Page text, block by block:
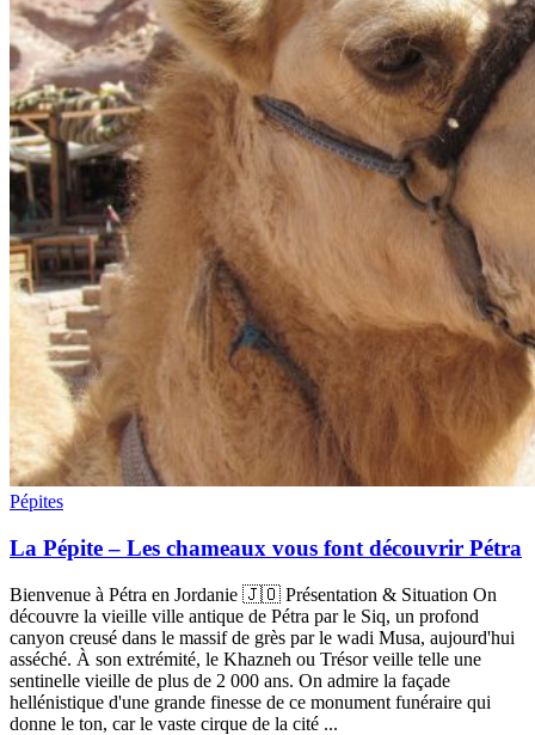
Pépites
La Pépite – Les chameaux vous font découvrir Pétra
Bienvenue à Pétra en Jordanie 🇯🇴 Présentation & Situation On
découvre la vieille ville antique de Pétra par le Siq, un profond
canyon creusé dans le massif de grès par le wadi Musa, aujourd'hui
asséché. À son extrémité, le Khazneh ou Trésor veille telle une
sentinelle vieille de plus de 2 000 ans. On admire la façade
hellénistique d'une grande finesse de ce monument funéraire qui
donne le ton, car le vaste cirque de la cité ...